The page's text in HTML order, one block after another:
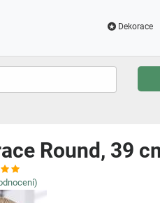
Dekorace
Round, 39